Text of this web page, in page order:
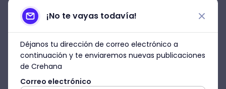
para generartráfico web
hacia un
determinado sitio en línea. Y para
aprovechar al máximo, la comunicación de
las RR.SS., es esencial aprender a editar una
foto oscura y
utilizar fotografías de
¡No te vayas todavía!
Déjanos tu dirección de correo electrónico a
continuación y te enviaremos nuevas publicaciones
de Crehana
Correo electrónico